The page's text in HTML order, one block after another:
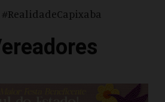
#RealidadeCapixaba